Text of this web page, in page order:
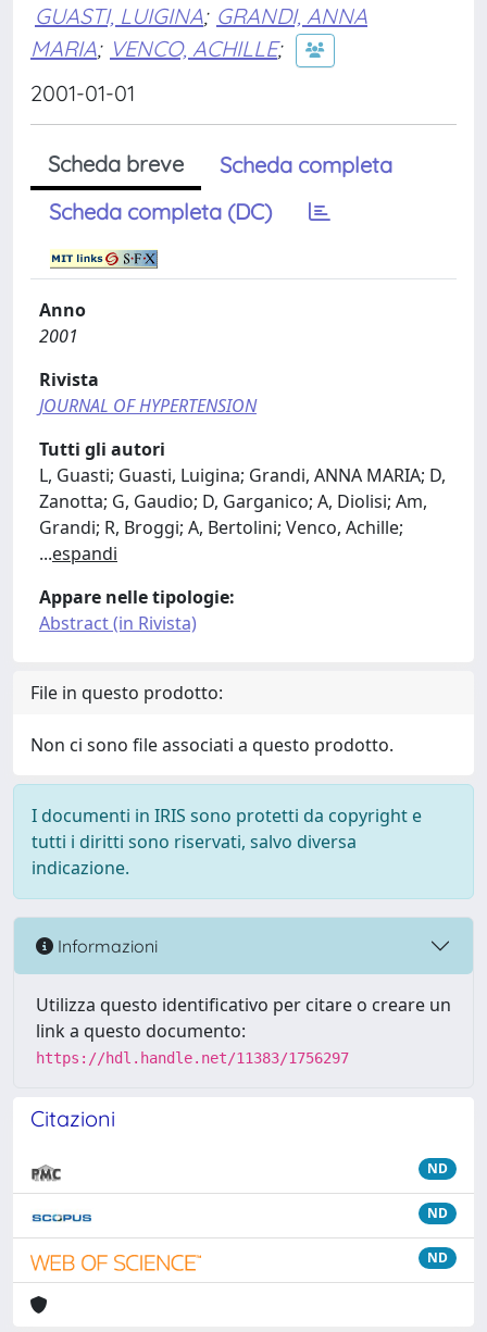
GUASTI, LUIGINA; GRANDI, ANNA
MARIA; VENCO, ACHILLE;
2001-01-01
Scheda breve
Scheda completa
Scheda completa (DC)
Anno
2001
Rivista
JOURNAL OF HYPERTENSION
Tutti gli autori
L, Guasti; Guasti, Luigina; Grandi, ANNA MARIA; D,
Zanotta; G, Gaudio; D, Garganico; A, Diolisi; Am,
Grandi; R, Broggi; A, Bertolini; Venco, Achille;
...espandi
Appare nelle tipologie:
Abstract (in Rivista)
File in questo prodotto:
Non ci sono file associati a questo prodotto.
I documenti in IRIS sono protetti da copyright e
tutti i diritti sono riservati, salvo diversa
indicazione.
Informazioni
Utilizza questo identificativo per citare o creare un
link a questo documento:
https://hdl.handle.net/11383/1756297
Citazioni
ND
ND
ND